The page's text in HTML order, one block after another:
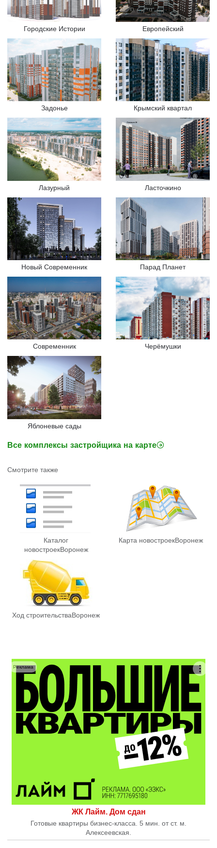
Городские Истории Европейский
Задонье Крымский квартал
Лазурный Ласточкино
Новый Современник Парад Планет
Современник Черёмушки
Яблоневые сады
Все комплексы застройщика на карте
Смотрите также
Каталог
новостроекВоронеж
Карта новостроекВоронеж
Ход строительстваВоронеж
ЖК Лайм. Дом сдан
Готовые квартиры бизнес-класса. 5 мин. от ст. м.
Алексеевская.
Реклама